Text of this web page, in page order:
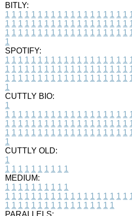
BITLY:
1 1 1 1 1 1 1 1 1 1 1 1 1 1 1 1 1 1 1
1 1 1 1 1 1 1 1 1 1 1 1 1 1 1 1 1 1 1
1 1 1 1 1 1 1 1 1 1 1 1 1 1 1 1 1 1 1
1
SPOTIFY:
1 1 1 1 1 1 1 1 1 1 1 1 1 1 1 1 1 1 1
1 1 1 1 1 1 1 1 1 1 1 1 1 1 1 1 1 1 1
1 1 1 1 1 1 1 1 1 1 1 1 1 1 1 1 1 1 1
1
CUTTLY BIO:
1
1 1 1 1 1 1 1 1 1 1 1 1 1 1 1 1 1 1 1
1 1 1 1 1 1 1 1 1 1 1 1 1 1 1 1 1 1 1
1 1 1 1 1 1 1 1 1 1 1 1 1 1 1 1 1 1 1
1
CUTTLY OLD:
1
1 1 1 1 1 1 1 1 1 1
MEDIUM:
1 1 1 1 1 1 1 1 1 1
1 1 1 1 1 1 1 1 1 1 1 1 1 1 1 1 1 1 1
1 1 1 1 1 1 1 1 1 1 1 1 1 1 1 1 1
PARALLELS: